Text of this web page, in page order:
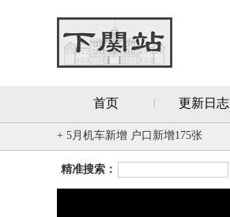
首页 更新日志
+ 5月机车新增 户口新增175张
精准搜索：